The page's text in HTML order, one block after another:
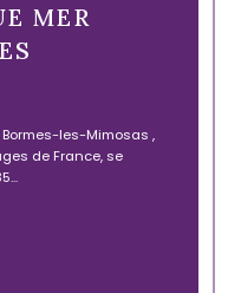
MER
les-Mimosas ,
de France, se